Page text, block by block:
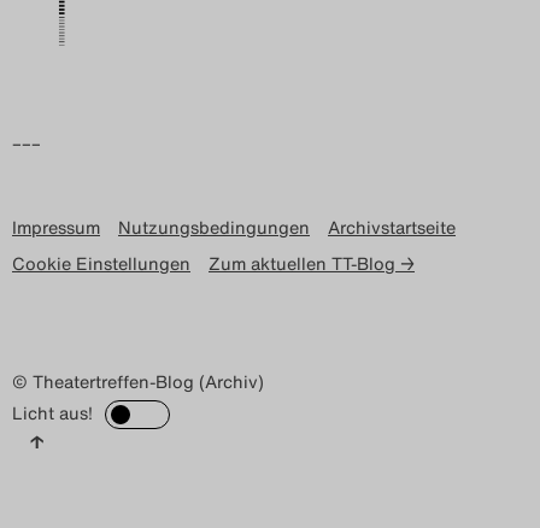
–––
Impressum Nutzungsbedingungen
Archivstartseite
Cookie Einstellungen
Zum aktuellen TT-Blog →
© Theatertreffen-Blog (Archiv)
Licht aus!
↑